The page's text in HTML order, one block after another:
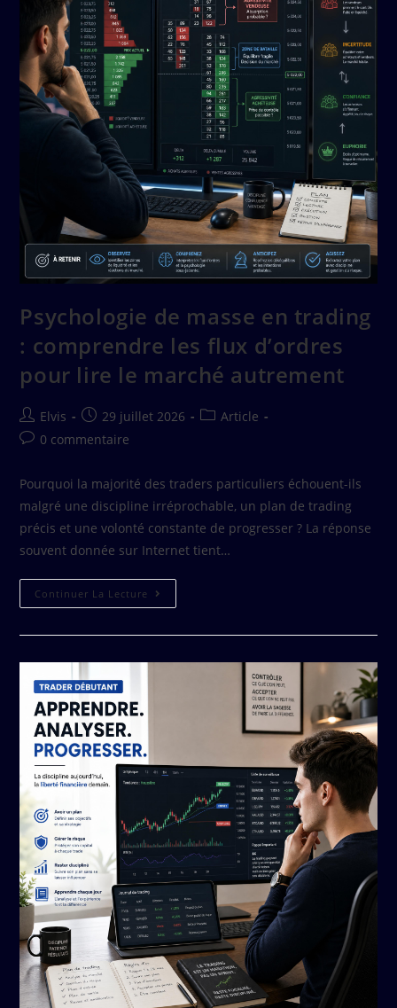
Psychologie de masse en trading
: comprendre les flux d’ordres
pour lire le marché autrement
Elvis 29 juillet 2026
Article
0 commentaire
Pourquoi la majorité des traders particuliers échouent-ils
malgré une discipline irréprochable, un plan de trading
précis et une volonté constante de progresser ? La réponse
souvent donnée sur Internet tient…
Continuer La Lecture